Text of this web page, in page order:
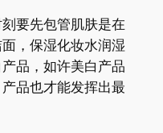
要先包管肌肤是在
，保湿化妆水润湿
品，如许美白产品
品也才能发挥出最